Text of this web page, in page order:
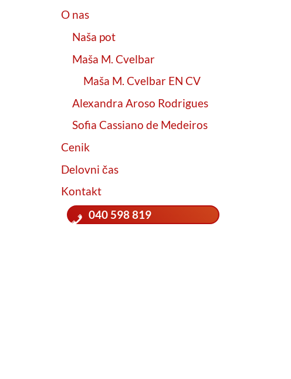
O nas
Naša pot
Maša M. Cvelbar
Maša M. Cvelbar EN CV
Alexandra Aroso Rodrigues
Sofia Cassiano de Medeiros
Cenik
Delovni čas
Kontakt
040 598 819